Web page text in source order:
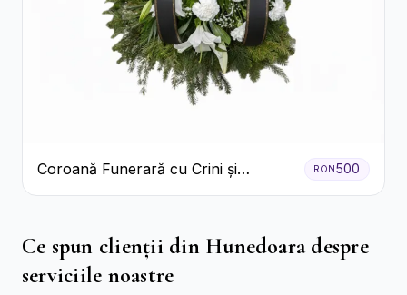
Coroană Funerară cu Crini și
Garoafe Albe
RON500
Ce spun clienții din Hunedoara despre
serviciile noastre